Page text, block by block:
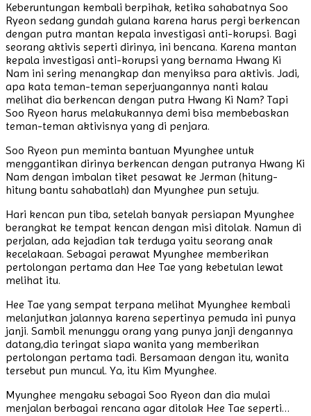
Keberuntungan kembali berpihak, ketika sahabatnya Soo
Ryeon sedang gundah gulana karena harus pergi berkencan
dengan putra mantan kepala investigasi anti-korupsi. Bagi
seorang aktivis seperti dirinya, ini bencana. Karena mantan
kepala investigasi anti-korupsi yang bernama Hwang Ki
Nam ini sering menangkap dan menyiksa para aktivis. Jadi,
apa kata teman-teman seperjuangannya nanti kalau
melihat dia berkencan dengan putra Hwang Ki Nam? Tapi
Soo Ryeon harus melakukannya demi bisa membebaskan
teman-teman aktivisnya yang di penjara.
Soo Ryeon pun meminta bantuan Myunghee untuk
menggantikan dirinya berkencan dengan putranya Hwang Ki
Nam dengan imbalan tiket pesawat ke Jerman (hitung-
hitung bantu sahabatlah) dan Myunghee pun setuju.
Hari kencan pun tiba, setelah banyak persiapan Myunghee
berangkat ke tempat kencan dengan misi ditolak. Namun di
perjalan, ada kejadian tak terduga yaitu seorang anak
kecelakaan. Sebagai perawat Myunghee memberikan
pertolongan pertama dan Hee Tae yang kebetulan lewat
melihat itu.
Hee Tae yang sempat terpana melihat Myunghee kembali
melanjutkan jalannya karena sepertinya pemuda ini punya
janji. Sambil menunggu orang yang punya janji dengannya
datang,dia teringat siapa wanita yang memberikan
pertolongan pertama tadi. Bersamaan dengan itu, wanita
tersebut pun muncul. Ya, itu Kim Myunghee.
Myunghee mengaku sebagai Soo Ryeon dan dia mulai
menjalan berbagai rencana agar ditolak Hee Tae seperti…